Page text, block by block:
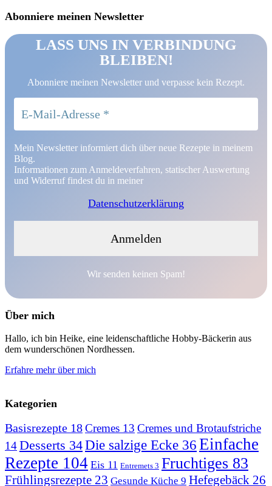
Abonniere meinen Newsletter
LASS UNS IN VERBINDUNG
BLEIBEN!
Abonniere meinen Newsletter und verpasse kein Rezept.
Mein Newsletter informiert dich über neue Rezepte in meinem
Blog.
Informationen zum Anmeldeverfahren, statischer Auswertung
und Widerruf findest du in meiner
Datenschutzerklärung
Wir senden keinen Spam!
Über mich
Hallo, ich bin Heike, eine leidenschaftliche Hobby-Bäckerin aus
dem wunderschönen Nordhessen.
Erfahre mehr über mich
Kategorien
Basisrezepte 18Cremes 13 Cremes und Brotaufstriche
14Desserts 34Die salzige Ecke 36 Einfache
Rezepte 104 Eis 11 Entremets 3 Fruchtiges 83
Frühlingsrezepte 23 Gesunde Küche 9 Hefegebäck 26